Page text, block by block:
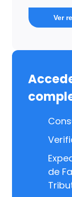
Ver
de